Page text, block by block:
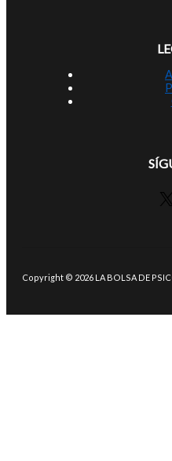
X
Copyright © 2026 LA BOLSA DE